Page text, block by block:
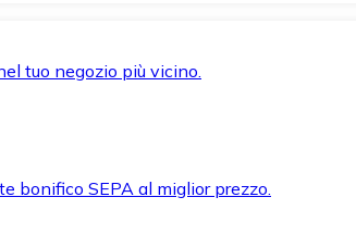
tuo negozio più vicino.
bonifico SEPA al miglior prezzo.